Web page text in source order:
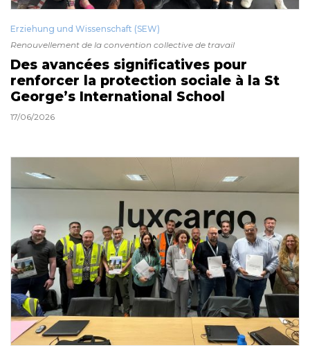
Erziehung und Wissenschaft (SEW)
Renouvellement de la convention collective de travail
Des avancées significatives pour
renforcer la protection sociale à la St
George’s International School
17/06/2026